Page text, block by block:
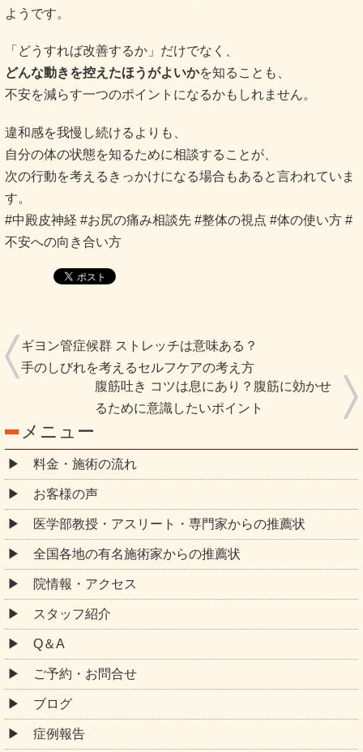
ようです。
「どうすれば改善するか」だけでなく、
どんな動きを控えたほうがよいかを知ることも、
不安を減らす一つのポイントになるかもしれません。
違和感を我慢し続けるよりも、
自分の体の状態を知るために相談することが、
次の行動を考えるきっかけになる場合もあると言われていま
す。
#中殿皮神経 #お尻の痛み相談先 #整体の視点 #体の使い方 #
不安への向き合い方
ギヨン管症候群 ストレッチは意味ある？
手のしびれを考えるセルフケアの考え方
腹筋吐き コツは息にあり？腹筋に効かせ
るために意識したいポイント
メニュー
料金・施術の流れ
お客様の声
医学部教授・アスリート・専門家からの推薦状
全国各地の有名施術家からの推薦状
院情報・アクセス
スタッフ紹介
Q＆A
ご予約・お問合せ
ブログ
症例報告